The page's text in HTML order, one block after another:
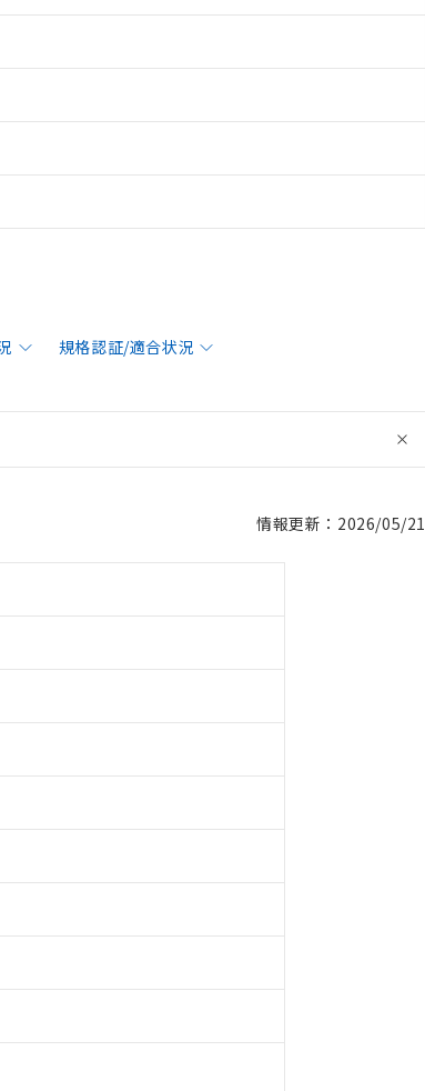
規格認証/適合状況
情報更新：2026/05/21